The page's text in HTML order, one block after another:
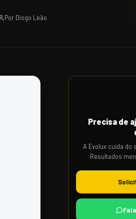
Por Diogo Leão
Precisa de
A Evolux cuida do
Resultados